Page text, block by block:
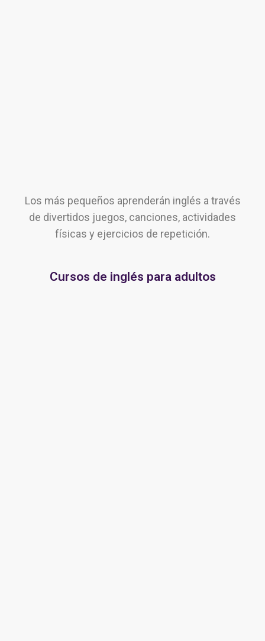
Los más pequeños aprenderán inglés a través
de divertidos juegos, canciones, actividades
físicas y ejercicios de repetición.
Cursos de inglés para adultos